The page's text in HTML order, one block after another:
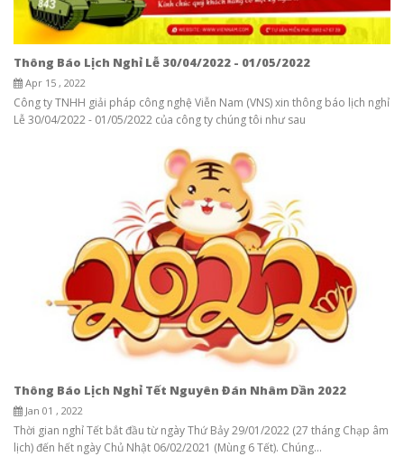
Thông Báo Lịch Nghỉ Lễ 30/04/2022 - 01/05/2022
Apr 15 , 2022
Công ty TNHH giải pháp công nghệ Viễn Nam (VNS) xin thông báo lịch nghỉ
Lễ 30/04/2022 - 01/05/2022 của công ty chúng tôi như sau
Thông Báo Lịch Nghỉ Tết Nguyên Đán Nhâm Dần 2022
Jan 01 , 2022
Thời gian nghỉ Tết bắt đầu từ ngày Thứ Bảy 29/01/2022 (27 tháng Chạp âm
lịch) đến hết ngày Chủ Nhật 06/02/2021 (Mùng 6 Tết). Chúng...